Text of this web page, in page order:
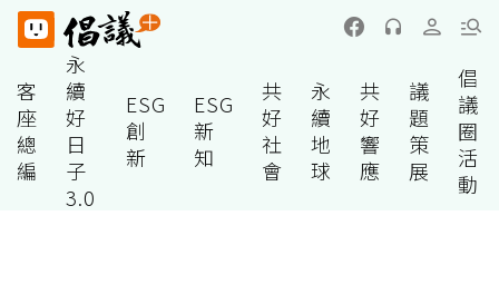
客
座
總
編
永
續
好
日
子
3.0
ESG
創
新
ESG
新
知
共
好
社
會
永
續
地
球
共
好
響
應
議
題
策
展
倡
議
圈
活
動